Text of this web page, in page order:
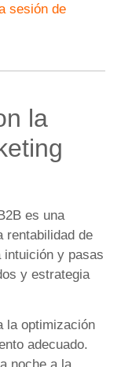
sesión de
la
es una
rentabilidad de
intuición y pasas
y estrategia
la optimización
adecuado.